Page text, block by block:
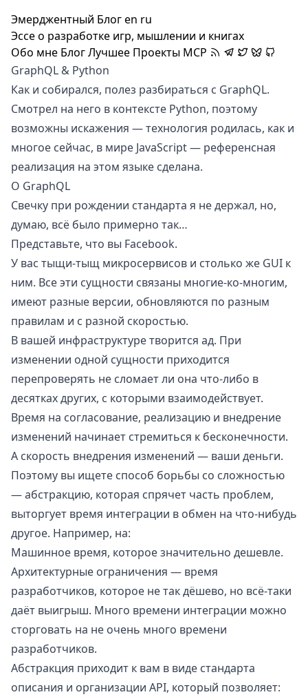
Эмерджентный Блогen ru
Эссе о разработке игр, мышлении и книгах
Обо мне БлогЛучшее Проекты MCP
GraphQL & Python
Как и собирался, полез разбираться с GraphQL.
Смотрел на него в контексте Python, поэтому
возможны искажения — технология родилась, как и
многое сейчас, в мире JavaScript — референсная
реализация на этом языке сделана.
О GraphQL
Свечку при рождении стандарта я не держал, но,
думаю, всё было примерно так…
Представьте, что вы Facebook.
У вас тыщи-тыщ микросервисов и столько же GUI к
ним. Все эти сущности связаны многие-ко-многим,
имеют разные версии, обновляются по разным
правилам и с разной скоростью.
В вашей инфраструктуре творится ад. При
изменении одной сущности приходится
перепроверять не сломает ли она что-либо в
десятках других, с которыми взаимодействует.
Время на согласование, реализацию и внедрение
изменений начинает стремиться к бесконечности.
А скорость внедрения изменений — ваши деньги.
Поэтому вы ищете способ борьбы со сложностью
— абстракцию, которая спрячет часть проблем,
выторгует время интеграции в обмен на что-нибудь
другое. Например, на:
Машинное время, которое значительно дешевле.
Архитектурные ограничения — время
разработчиков, которое не так дёшево, но всё-таки
даёт выигрыш. Много времени интеграции можно
сторговать на не очень много времени
разработчиков.
Абстракция приходит к вам в виде стандарта
описания и организации API, который позволяет: